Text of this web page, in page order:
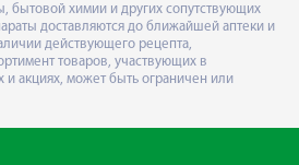
бытовой химии и других сопутствующих
доставляются до ближайшей аптеки и
действующего рецепта,
товаров, участвующих в
акциях, может быть ограничен или